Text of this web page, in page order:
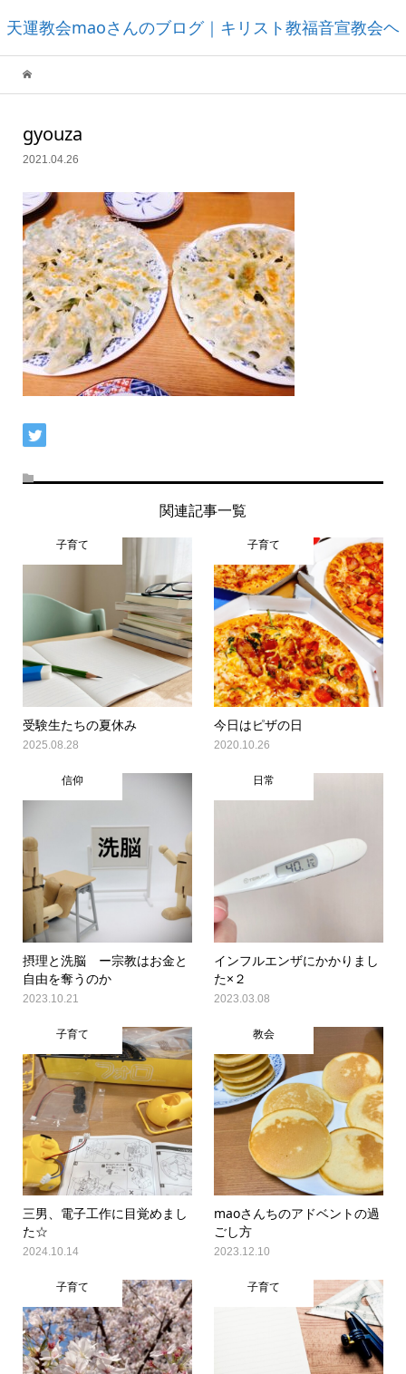
天運教会maoさんのブログ｜キリスト教福音宣教会ヘ
gyouza
2021.04.26
関連記事一覧
子育て
受験生たちの夏休み
2025.08.28
子育て
今日はピザの日
2020.10.26
信仰
摂理と洗脳 ー宗教はお金と
自由を奪うのか
2023.10.21
日常
インフルエンザにかかりまし
た×２
2023.03.08
子育て
三男、電子工作に目覚めまし
た☆
2024.10.14
教会
maoさんちのアドベントの過
ごし方
2023.12.10
子育て 子育て